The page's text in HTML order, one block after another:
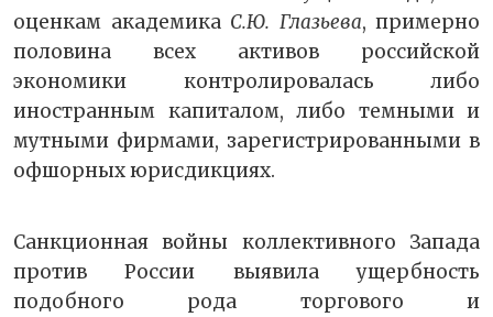
оценкам академика С.Ю. Глазьева, примерно
половина всех активов российской
экономики контролировалась либо
иностранным капиталом, либо темными и
мутными фирмами, зарегистрированными в
офшорных юрисдикциях.
Санкционная войны коллективного Запада
против России выявила ущербность
подобного рода торгового и